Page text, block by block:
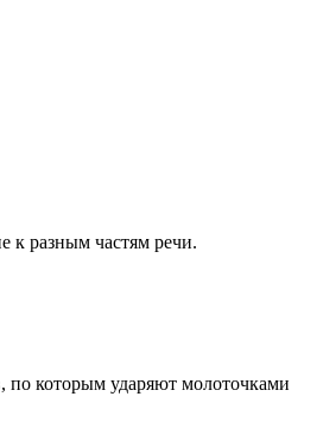
к разным частям речи.
по которым ударяют молоточками